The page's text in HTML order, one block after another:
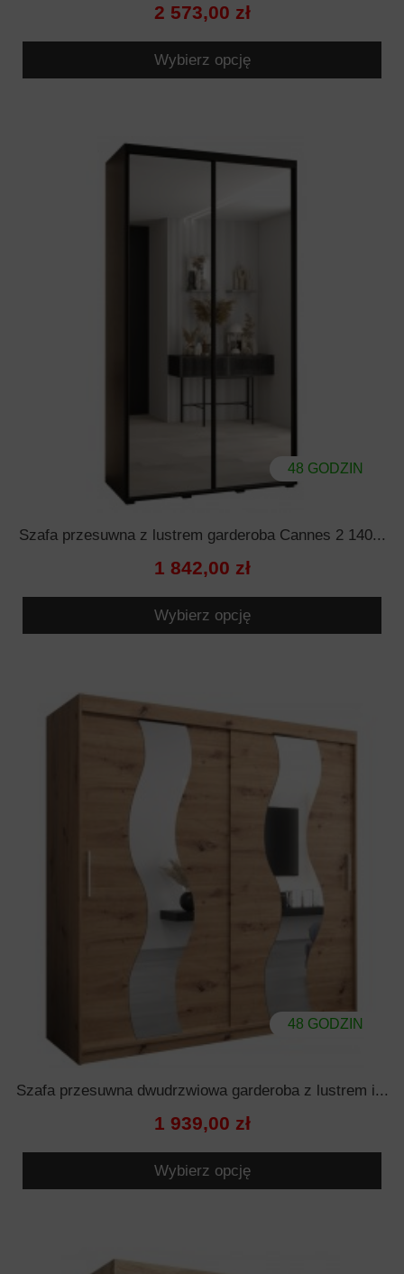
2 573,00 zł
Wybierz opcję
48 GODZIN
Szafa przesuwna z lustrem garderoba Cannes 2 140...
1 842,00 zł
Wybierz opcję
48 GODZIN
Szafa przesuwna dwudrzwiowa garderoba z lustrem i...
1 939,00 zł
Wybierz opcję